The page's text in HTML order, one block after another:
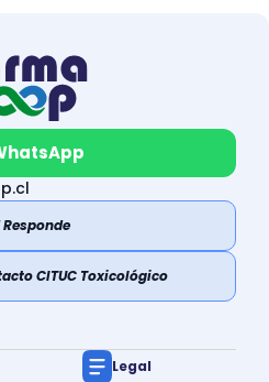
CITUC Toxicológico
Legal